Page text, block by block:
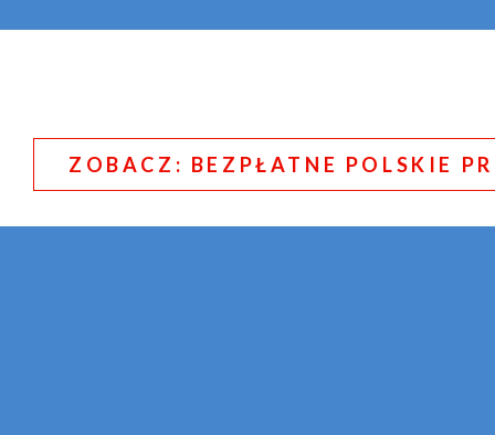
ZOBACZ: BEZPŁATNE POLSKIE